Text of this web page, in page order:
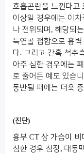
호흡곤란을 느낀다고
이상일 경우에는 이
나 전위되며 ,해당되
늑연골 접합으로 흉
다. 그리고 간혹 척추
아주 심한 경우에는
로 줄어든 예도 있습
동반될 때에는 더욱
(진단)
흉부CT상 가슴이 비
심한 경우 심장, 대동